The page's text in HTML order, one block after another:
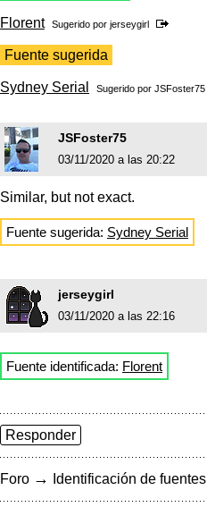
Florent Sugerido por jerseygirl
Fuente sugerida
Sydney Serial Sugerido por JSFoster75
JSFoster75
03/11/2020 a las 20:22
Similar, but not exact.
Fuente sugerida: Sydney Serial
jerseygirl
03/11/2020 a las 22:16
Fuente identificada: Florent
Responder
Foro → Identificación de fuentes